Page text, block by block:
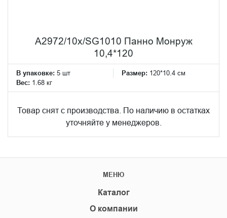
A2972/10x/SG1010 Панно Монруж
10,4*120
В упаковке: 5 шт Размер: 120*10.4 см
Вес: 1.68 кг
Товар снят с производства. По наличию в остатках
уточняйте у менеджеров.
МЕНЮ
Каталог
О компании